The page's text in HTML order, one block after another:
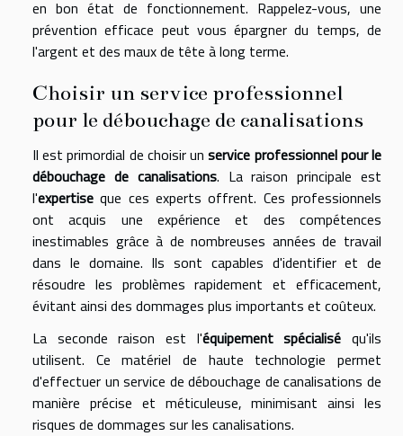
en bon état de fonctionnement. Rappelez-vous, une
prévention efficace peut vous épargner du temps, de
l'argent et des maux de tête à long terme.
Choisir un service professionnel
pour le débouchage de canalisations
Il est primordial de choisir unservice professionnel pour le
débouchage de canalisations. La raison principale est
l'expertise que ces experts offrent. Ces professionnels
ont acquis une expérience et des compétences
inestimables grâce à de nombreuses années de travail
dans le domaine. Ils sont capables d'identifier et de
résoudre les problèmes rapidement et efficacement,
évitant ainsi des dommages plus importants et coûteux.
La seconde raison est l'équipement spécialisé qu'ils
utilisent. Ce matériel de haute technologie permet
d'effectuer un service de débouchage de canalisations de
manière précise et méticuleuse, minimisant ainsi les
risques de dommages sur les canalisations.